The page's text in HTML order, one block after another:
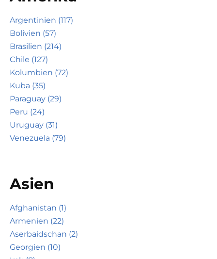
Argentinien (117)
Bolivien (57)
Brasilien (214)
Chile (127)
Kolumbien (72)
Kuba (35)
Paraguay (29)
Peru (24)
Uruguay (31)
Venezuela (79)
Asien
Afghanistan (1)
Armenien (22)
Aserbaidschan (2)
Georgien (10)